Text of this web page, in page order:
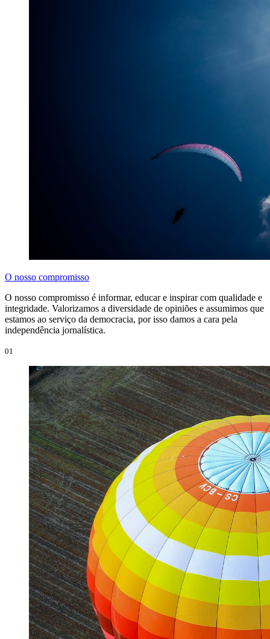
O nosso compromisso
O nosso compromisso é informar, educar e inspirar com qualidade e
integridade. Valorizamos a diversidade de opiniões e assumimos que
estamos ao serviço da democracia, por isso damos a cara pela
independência jornalística.
01